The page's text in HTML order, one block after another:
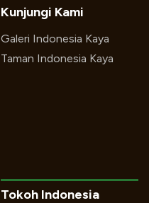
Kunjungi Kami
Galeri Indonesia Kaya
Taman Indonesia Kaya
Tokoh Indonesia